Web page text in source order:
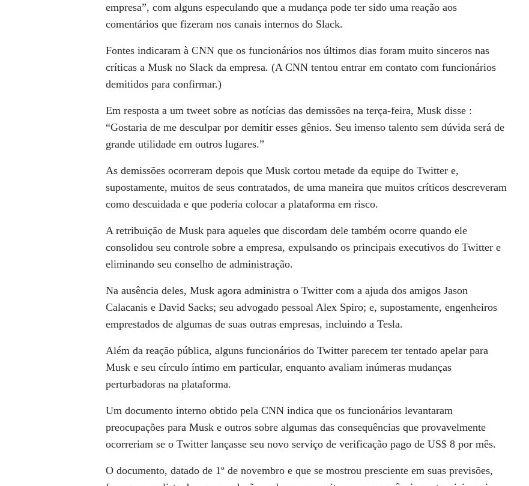
empresa”, com alguns especulando que a mudança pode ter sido uma reação aos
comentários que fizeram nos canais internos do Slack.
Fontes indicaram à CNN que os funcionários nos últimos dias foram muito sinceros nas
críticas a Musk no Slack da empresa. (A CNN tentou entrar em contato com funcionários
demitidos para confirmar.)
Em resposta a um tweet sobre as notícias das demissões na terça-feira, Musk disse :
“Gostaria de me desculpar por demitir esses gênios. Seu imenso talento sem dúvida será de
grande utilidade em outros lugares.”
As demissões ocorreram depois que Musk cortou metade da equipe do Twitter e,
supostamente, muitos de seus contratados, de uma maneira que muitos críticos descreveram
como descuidada e que poderia colocar a plataforma em risco.
A retribuição de Musk para aqueles que discordam dele também ocorre quando ele
consolidou seu controle sobre a empresa, expulsando os principais executivos do Twitter e
eliminando seu conselho de administração.
Na ausência deles, Musk agora administra o Twitter com a ajuda dos amigos Jason
Calacanis e David Sacks; seu advogado pessoal Alex Spiro; e, supostamente, engenheiros
emprestados de algumas de suas outras empresas, incluindo a Tesla.
Além da reação pública, alguns funcionários do Twitter parecem ter tentado apelar para
Musk e seu círculo íntimo em particular, enquanto avaliam inúmeras mudanças
perturbadoras na plataforma.
Um documento interno obtido pela CNN indica que os funcionários levantaram
preocupações para Musk e outros sobre algumas das consequências que provavelmente
ocorreriam se o Twitter lançasse seu novo serviço de verificação pago de US$ 8 por mês.
O documento, datado de 1º de novembro e que se mostrou presciente em suas previsões,